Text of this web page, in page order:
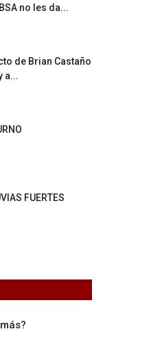
no les da...
de Brian Castaño
a...
FUERTES